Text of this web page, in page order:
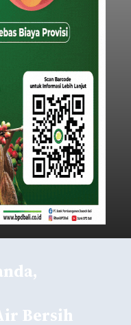
Bersih